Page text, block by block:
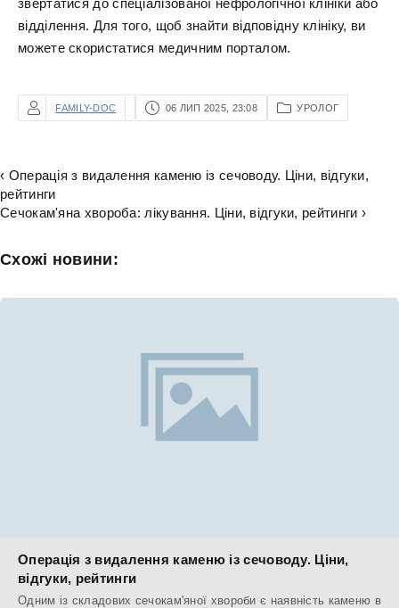
звертатися до спеціалізованої нефрологічної клініки або
відділення. Для того, щоб знайти відповідну клініку, ви
можете скористатися медичним порталом.
FAMILY-DOC 06 ЛИП 2025, 23:08 УРОЛОГ
‹ Операція з видалення каменю із сечоводу. Ціни, відгуки,
рейтинги
Сечокам'яна хвороба: лікування. Ціни, відгуки, рейтинги ›
Схожі новини:
Операція з видалення каменю із сечоводу. Ціни,
відгуки, рейтинги
Одним із складових сечокам'яної хвороби є наявність каменю в